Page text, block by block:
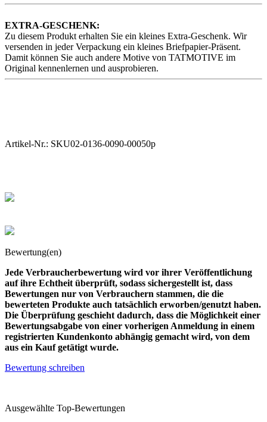
EXTRA-GESCHENK:
Zu diesem Produkt erhalten Sie ein kleines Extra-Geschenk. Wir
versenden in jeder Verpackung ein kleines Briefpapier-Präsent.
Damit können Sie auch andere Motive von TATMOTIVE im
Original kennenlernen und ausprobieren.
Artikel-Nr.: SKU02-0136-0090-00050p
Bewertung(en)
Jede Verbraucherbewertung wird vor ihrer Veröffentlichung
auf ihre Echtheit überprüft, sodass sichergestellt ist, dass
Bewertungen nur von Verbrauchern stammen, die die
bewerteten Produkte auch tatsächlich erworben/genutzt haben.
Die Überprüfung geschieht dadurch, dass die Möglichkeit einer
Bewertungsabgabe von einer vorherigen Anmeldung in einem
registrierten Kundenkonto abhängig gemacht wird, von dem
aus ein Kauf getätigt wurde.
Bewertung schreiben
Ausgewählte Top-Bewertungen